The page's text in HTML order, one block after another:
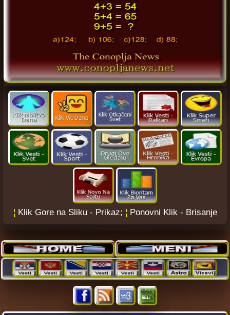
¦ Klik Gore na Sliku - Prikaz; ¦ Ponovni Klik - Brisanje